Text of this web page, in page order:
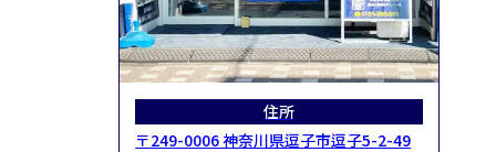
住所
〒249-0006 神奈川県逗子市逗子5-2-49